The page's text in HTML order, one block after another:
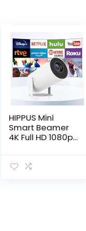
HIPPUS Mini
Smart Beamer
4K Full HD 1080p
projector kleine